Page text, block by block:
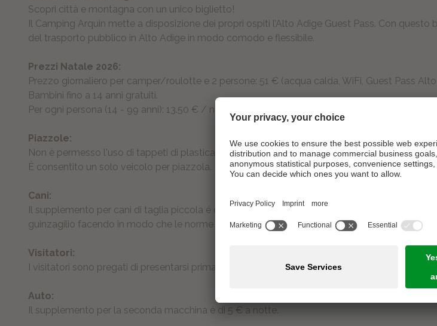
Scopri città e montagna con un unico biglietto!
Il Camping Arquin mette a disposizione dei propri ospiti l’Alto Adige Guest Pass. Con
del trasporto pubblico in Alto Adige in modo comodo e flessibile.
Prezzi Natale 2026:
Prezzo giornaliero per camper/roulotte e 2 persone: 51 € (acqua calda, WiFi, Guest Pass
Bambini fino a 14 anni gratuiti.
Per ogni persona (14 - 99 anni): 13.50 € / notte
Piazzole:
Non è permesso l'uso di tappeti di plastica per le aree verdi. Si possono stendere tappeti
È consentito un solo veicolo per piazzola.
Cani:
Il supplemento per cani di taglia piccola é di 5 €/notte e 7 €/notte di taglia grande. Si prega
guinzagilio facendo in modo che le norme igieniche vengano osservate e rispettate.
Visitatori:
I visitatori sono pregati di presentarsi prima in ufficio. Prezzo giornaliero: 13,00 € a persona.
Auto:
Il supplemento per la seconda macchina é di 5 € a notte.